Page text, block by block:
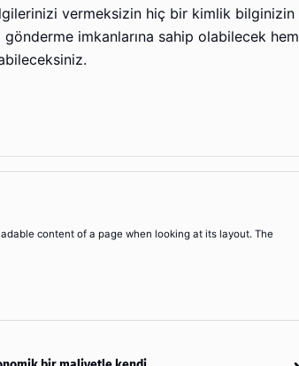
vermeksizin hiç bir kimlik bilginizin
gönderme imkanlarına sahip olabilecek hem
content of a page when looking at its layout. The